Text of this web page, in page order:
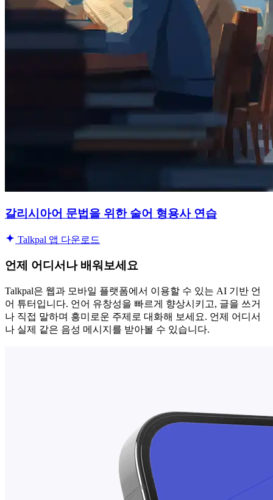
갈리시아어 문법을 위한 술어 형용사 연습
Talkpal 앱 다운로드
언제 어디서나 배워보세요
Talkpal은 웹과 모바일 플랫폼에서 이용할 수 있는 AI 기반 언
어 튜터입니다. 언어 유창성을 빠르게 향상시키고, 글을 쓰거
나 직접 말하며 흥미로운 주제로 대화해 보세요. 언제 어디서
나 실제 같은 음성 메시지를 받아볼 수 있습니다.